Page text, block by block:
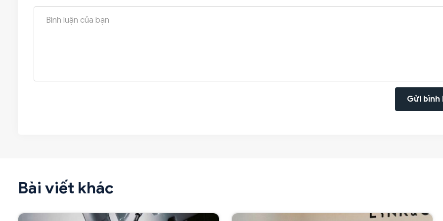
Gửi bình
Bài viết khác